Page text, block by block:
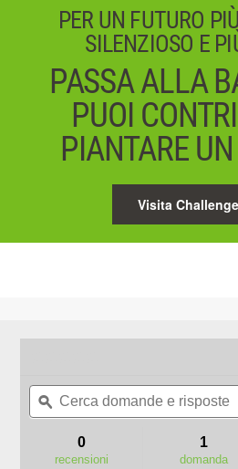
PER UN FUTURO
SILENZIOSO E
PASSA ALLA
PUOI
PIANTARE
Visita
valore
di
valutazione
AH1522
TESTINA
Cerca
domande
e
ϙ
0
recensioni
1
domanda